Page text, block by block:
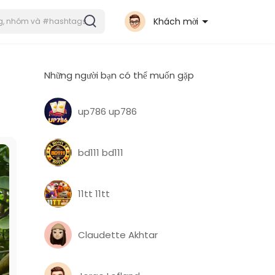
Khách mời
Những người bạn có thể muốn gặp
up786 up786
bd111 bd111
11tt 11tt
Claudette Akhtar